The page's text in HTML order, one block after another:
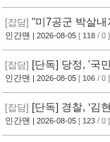
[잡담] "미7공군 박살
무단침입 [영상]
인간맨 | 2026-08-05 [ 118 / 0 ]
[잡담] [단독] 당정, '국
토
인간맨 | 2026-08-05 [ 106 / 0 ]
[잡담] [단독] 경찰, ‘김
치
인간맨 | 2026-08-05 [ 123 / 0 ]